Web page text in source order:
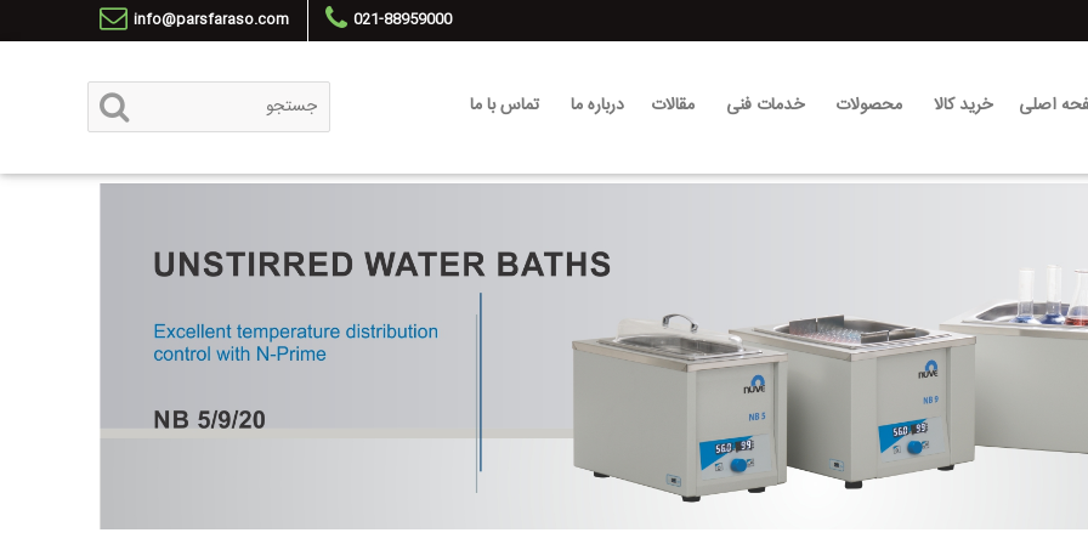
info@parsfaraso.com 021-88959000
اصلی خرید کالا محصولات خدمات فنی مقالات درباره ما تماس با ما